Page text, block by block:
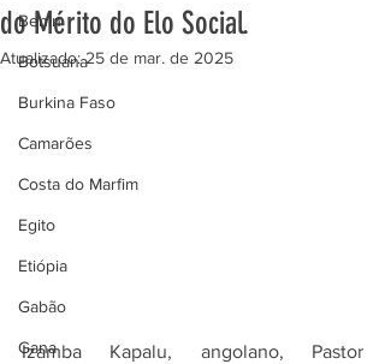
Benin
Botsuana
Burkina Faso
Camarões
Costa do Marfim
Egito
Etiópia
Gabão
Gana
do Mérito do Elo Social.
Atualizado:25 de mar. de 2025
Izamba Kapalu, angolano, Pastor